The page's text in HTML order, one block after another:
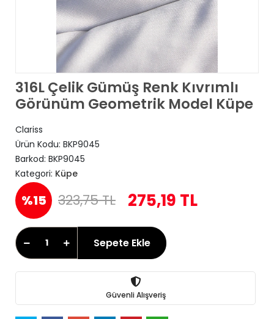
316L Çelik Gümüş Renk Kıvrımlı
Görünüm Geometrik Model Küpe
Clariss
Ürün Kodu: BKP9045
Barkod: BKP9045
Kategori: Küpe
%15 323,75 TL 275,19 TL
Sepete Ekle
Güvenli Alışveriş